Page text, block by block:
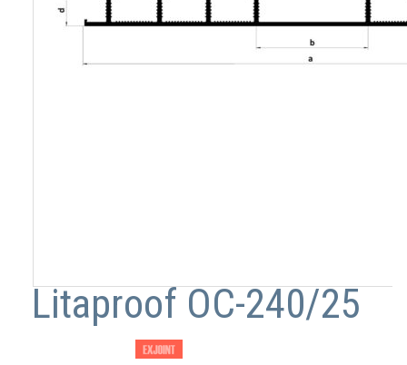
Litaproof OC-240/25